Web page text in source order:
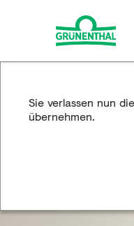
Sie verlassen nun
übernehmen.